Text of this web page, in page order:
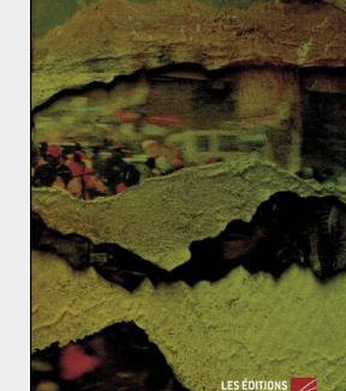
Turquie : Une politique
pleine évolution
23 mai 2022 0